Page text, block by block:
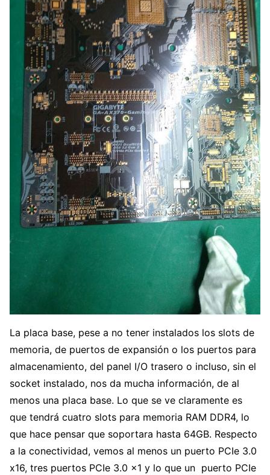
La placa base, pese a no tener instalados los slots de
memoria, de puertos de expansión o los puertos para
almacenamiento, del panel I/O trasero o incluso, sin el
socket instalado, nos da mucha información, de al
menos una placa base. Lo que se ve claramente es
que tendrá cuatro slots para memoria RAM DDR4, lo
que hace pensar que soportara hasta 64GB. Respecto
a la conectividad, vemos al menos un puerto PCIe 3.0
x16, tres puertos PCIe 3.0 x1 y lo que un puerto PCIe